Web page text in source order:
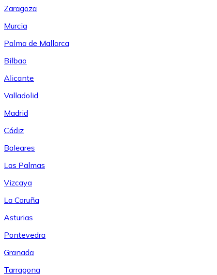
Zaragoza
Murcia
Palma de Mallorca
Bilbao
Alicante
Valladolid
Madrid
Cádiz
Baleares
Las Palmas
Vizcaya
La Coruña
Asturias
Pontevedra
Granada
Tarragona